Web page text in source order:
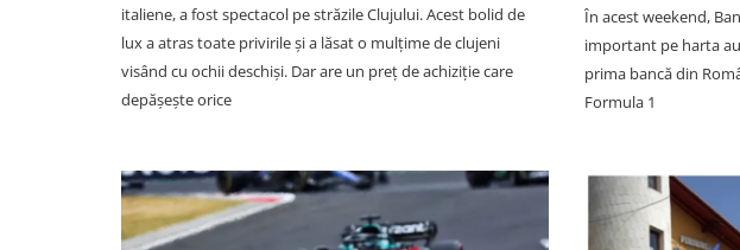
italiene, a fost spectacol pe străzile Clujului. Acest bolid de
lux a atras toate privirile și a lăsat o mulțime de clujeni
visând cu ochii deschiși. Dar are un preț de achiziție care
depășește orice
În acest weekend,
important pe harta
prima bancă din
Formula 1